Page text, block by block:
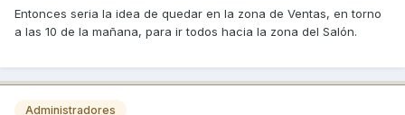
Entonces seria la idea de quedar en la zona de Ventas, en torno
a las 10 de la mañana, para ir todos hacia la zona del Salón.
Administradores